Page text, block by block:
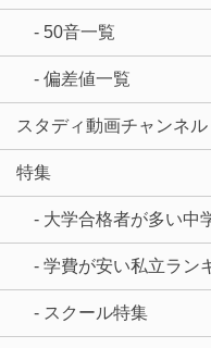
- 50音一覧
- 偏差値一覧
スタディ動画チャンネル
特集
- 大学合格者が多い中
- 学費が安い私立ラン
- スクール特集